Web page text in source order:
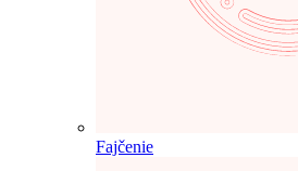
Fajčenie